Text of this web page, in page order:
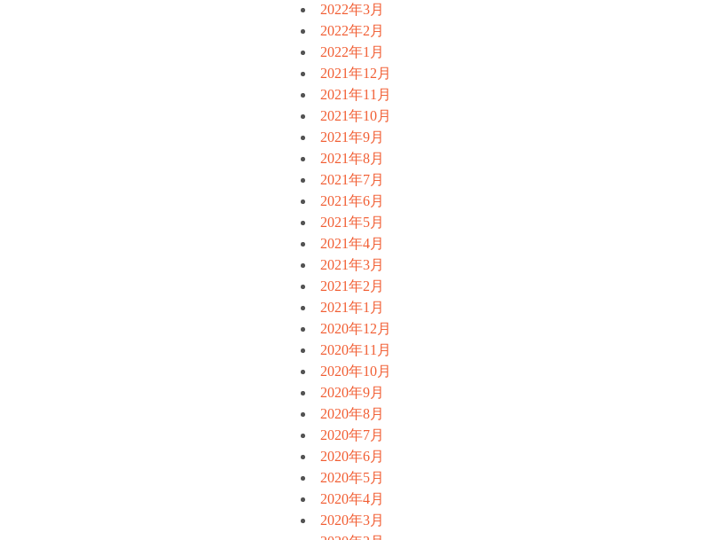
2022年3月
2022年2月
2022年1月
2021年12月
2021年11月
2021年10月
2021年9月
2021年8月
2021年7月
2021年6月
2021年5月
2021年4月
2021年3月
2021年2月
2021年1月
2020年12月
2020年11月
2020年10月
2020年9月
2020年8月
2020年7月
2020年6月
2020年5月
2020年4月
2020年3月